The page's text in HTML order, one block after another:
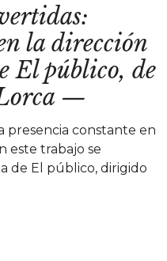
la dirección
El público, de
—
presencia constante en
este trabajo se
de El público, dirigido